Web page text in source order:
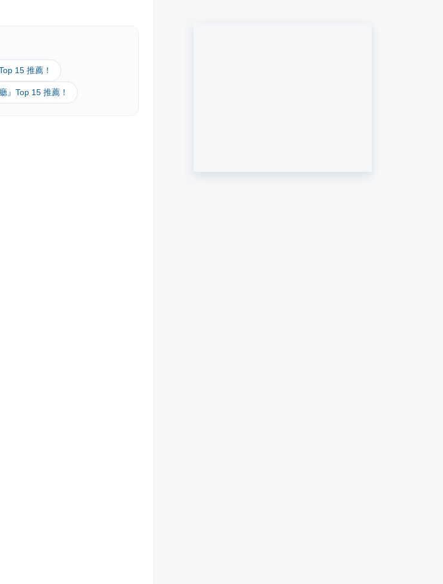
15 推薦！
』Top 15 推薦！